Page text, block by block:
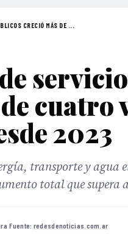
CRECIÓ MÁS DE ...
cuatro
2023
transporte y agua
total que
·Fuente: redesdenoticias.com.ar